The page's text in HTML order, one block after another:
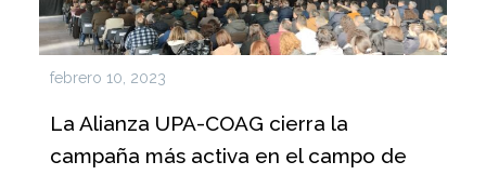
febrero 10, 2023
La Alianza UPA-COAG cierra la
campaña más activa en el campo de